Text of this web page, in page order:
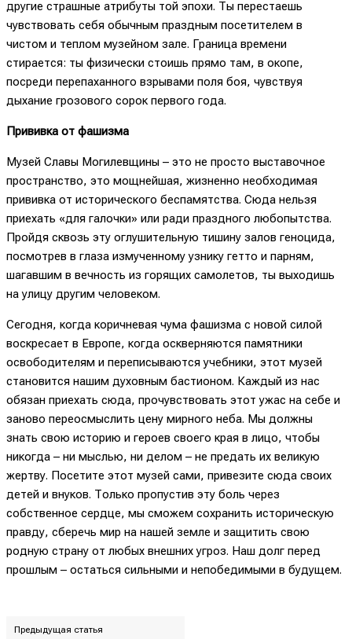
другие страшные атрибуты той эпохи. Ты перестаешь
чувствовать себя обычным праздным посетителем в
чистом и теплом музейном зале. Граница времени
стирается: ты физически стоишь прямо там, в окопе,
посреди перепаханного взрывами поля боя, чувствуя
дыхание грозового сорок первого года.
Прививка от фашизма
Музей Славы Могилевщины – это не просто выставочное
пространство, это мощнейшая, жизненно необходимая
прививка от исторического беспамятства. Сюда нельзя
приехать «для галочки» или ради праздного любопытства.
Пройдя сквозь эту оглушительную тишину залов геноцида,
посмотрев в глаза измученному узнику гетто и парням,
шагавшим в вечность из горящих самолетов, ты выходишь
на улицу другим человеком.
Сегодня, когда коричневая чума фашизма с новой силой
воскресает в Европе, когда оскверняются памятники
освободителям и переписываются учебники, этот музей
становится нашим духовным бастионом. Каждый из нас
обязан приехать сюда, прочувствовать этот ужас на себе и
заново переосмыслить цену мирного неба. Мы должны
знать свою историю и героев своего края в лицо, чтобы
никогда – ни мыслью, ни делом – не предать их великую
жертву. Посетите этот музей сами, привезите сюда своих
детей и внуков. Только пропустив эту боль через
собственное сердце, мы сможем сохранить историческую
правду, сберечь мир на нашей земле и защитить свою
родную страну от любых внешних угроз. Наш долг перед
прошлым – остаться сильными и непобедимыми в будущем.
Предыдущая статья